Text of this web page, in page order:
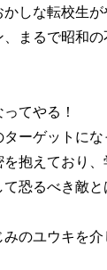
しな転校生が
、まるで昭和
てやる！
ーゲットにな
抱えており
恐るべき敵と
のユウキを